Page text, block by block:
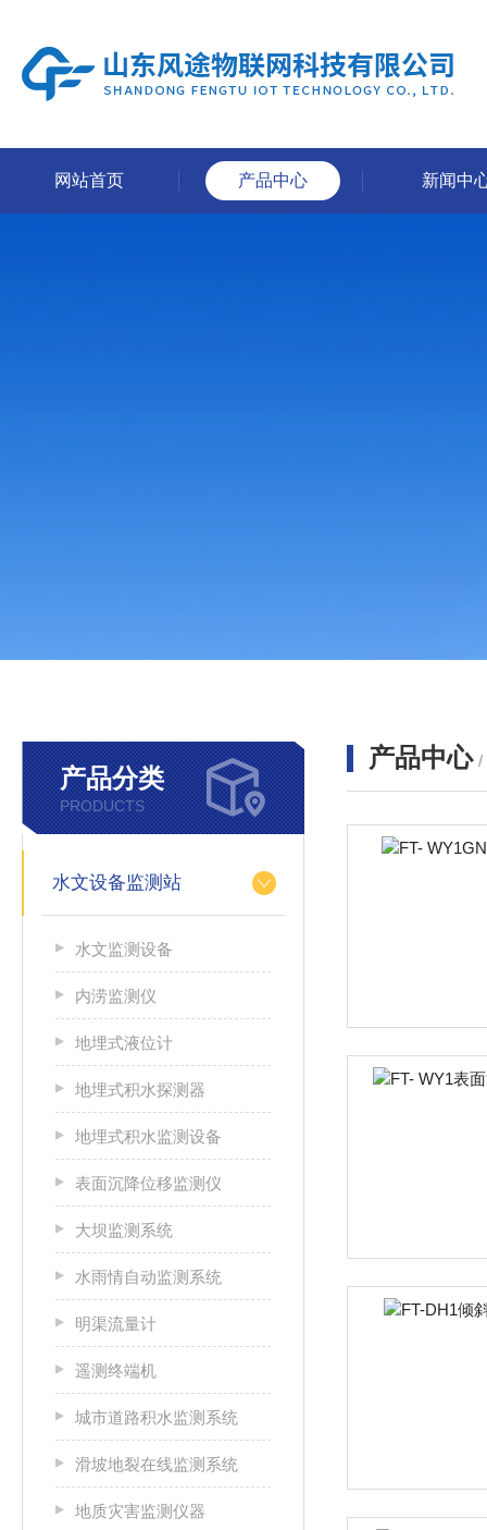
网站首页 产品中心 新闻中
产品分类
PRODUCTS
水文设备监测站
水文监测设备
内涝监测仪
地埋式液位计
地埋式积水探测器
地埋式积水监测设备
表面沉降位移监测仪
大坝监测系统
水雨情自动监测系统
明渠流量计
遥测终端机
城市道路积水监测系统
滑坡地裂在线监测系统
地质灾害监测仪器
产品中心 /